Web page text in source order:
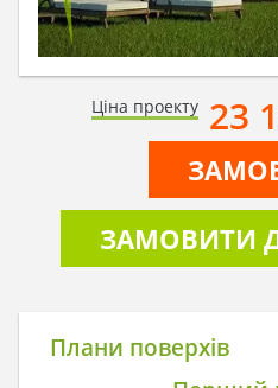
Ціна проекту 23
ЗАМОВИТИ
Плани поверхів